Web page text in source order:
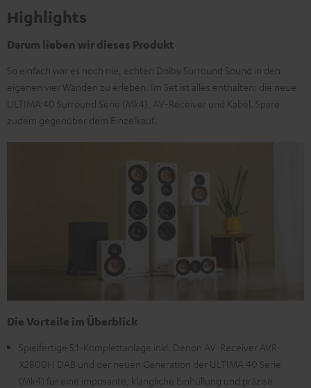
Highlights
Darum lieben wir dieses Produkt
So einfach war es noch nie, echten Dolby Surround Sound in den
eigenen vier Wänden zu erleben. Im Set ist alles enthalten: die neue
ULTIMA 40 Surround Serie (Mk4), AV-Receiver und Kabel. Spare
zudem gegenüber dem Einzelkauf.
Die Vorteile im Überblick
Spielfertige 5.1-Komplettanlage inkl. Denon AV-Receiver AVR-
X2800H DAB und der neuen Generation der ULTIMA 40 Serie
(Mk4) für eine imposante, klangliche Einhüllung und präzise